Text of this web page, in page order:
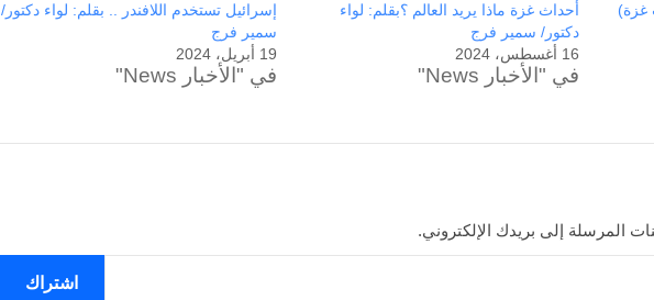
(حرب غزة)
أحداث غزة ماذا يريد العالم ؟بقلم: لواء
دكتور/ سمير فرج
16 أغسطس، 2024
في "الأخبار News"
إسرائيل تستخدم اللافندر .. بقلم: لواء دكتور/
سمير فرج
19 أبريل، 2024
في "الأخبار News"
المرسلة إلى بريدك الإلكتروني.
اشتراك